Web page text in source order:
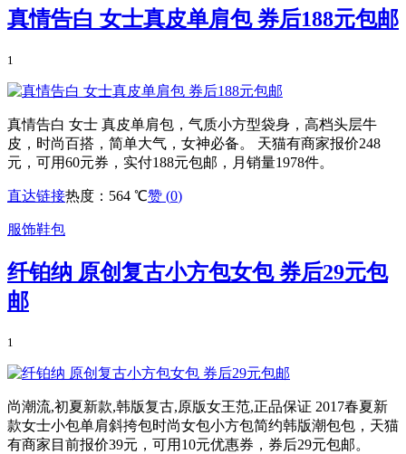
真情告白 女士真皮单肩包 券后188元包邮
1
真情告白 女士 真皮单肩包，气质小方型袋身，高档头层牛
皮，时尚百搭，简单大气，女神必备。 天猫有商家报价248
元，可用60元券，实付188元包邮，月销量1978件。
直达链接热度：564 ℃赞 (0)
服饰鞋包
纤铂纳 原创复古小方包女包 券后29元包
邮
1
尚潮流,初夏新款,韩版复古,原版女王范,正品保证 2017春夏新
款女士小包单肩斜挎包时尚女包小方包简约韩版潮包包，天猫
有商家目前报价39元，可用10元优惠券，券后29元包邮。